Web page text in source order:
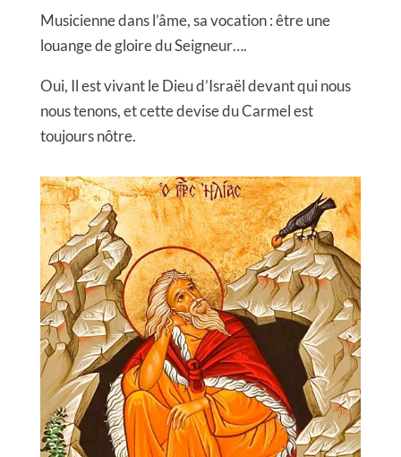
Musicienne dans l’âme, sa vocation : être une
louange de gloire du Seigneur….
Oui, Il est vivant le Dieu d’Israël devant qui nous
nous tenons, et cette devise du Carmel est
toujours nôtre.